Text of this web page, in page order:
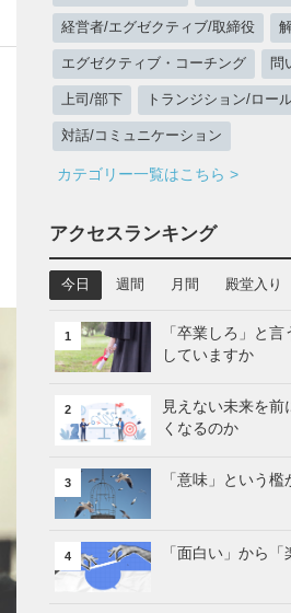
経営者/エグゼクティブ/取締役
エグゼクティブ・コーチング 問
上司/部下 トランジション/ロー
対話/コミュニケーション
カテゴリー一覧はこちら >
アクセスランキング
今日 週間 月間 殿堂入り
1
「卒業しろ」と
していますか
2
見えない未来を
くなるのか
3 「意味」という
4 「面白い」から